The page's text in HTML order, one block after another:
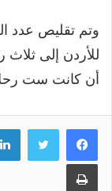
وتم تقليص عدد
للأردن إلى
أن كانت ست
طباعة